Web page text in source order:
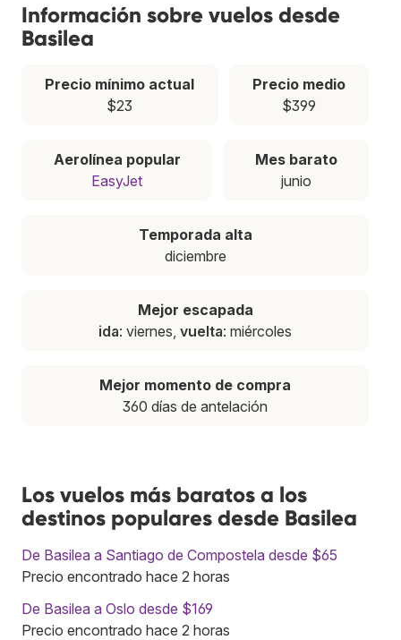
Información sobre vuelos desde
Basilea
Precio mínimo actual
$23
Precio medio
$399
Aerolínea popular
EasyJet
Mes barato
junio
Temporada alta
diciembre
Mejor escapada
ida: viernes, vuelta: miércoles
Mejor momento de compra
360 días de antelación
Los vuelos más baratos a los
destinos populares desde Basilea
De Basilea a Santiago de Compostela desde $65
Precio encontrado hace 2 horas
De Basilea a Oslo desde $169
Precio encontrado hace 2 horas